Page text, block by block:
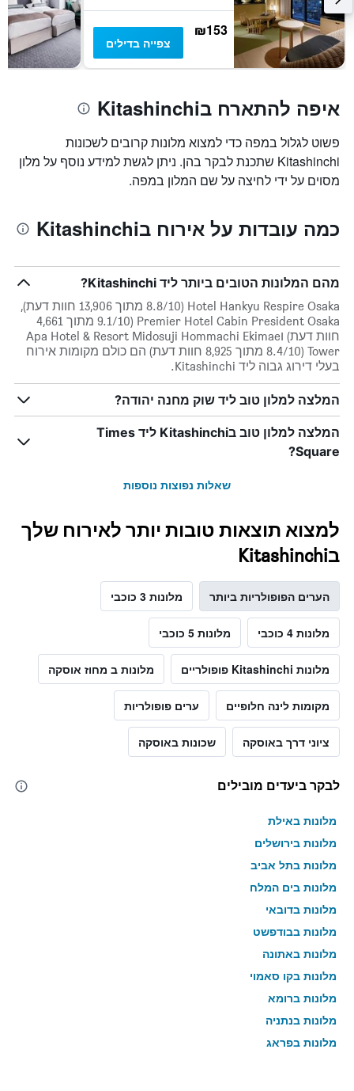
₪153
צפייה בדילים
איפה להתארח בKitashinchi
פשוט לגלול במפה כדי למצוא מלונות קרובים לשכונות
Kitashinchi שתכנת לבקר בהן. ניתן לגשת למידע נוסף על מלון
מסוים על ידי לחיצה על שם המלון במפה.
כמה עובדות על אירוח בKitashinchi
מהם המלונות הטובים ביותר ליד Kitashinchi?
Hotel Hankyu Respire Osaka (8.8/10 מתוך 13,906 חוות דעת),
Premier Hotel Cabin President Osaka (9.1/10 מתוך 4,661
חוות דעת) וApa Hotel & Resort Midosuji Hommachi Ekimae
Tower (8.4/10 מתוך 8,925 חוות דעת) הם כולם מקומות אירוח
בעלי דירוג גבוה ליד Kitashinchi.
המלצה למלון טוב ליד שוק מחנה יהודה?
המלצה למלון טוב בKitashinchi ליד Times
Square?
שאלות נפוצות נוספות
למצוא תוצאות טובות יותר לאירוח שלך
בKitashinchi
הערים הפופולריות ביותר מלונות 3 כוכבי
מלונות 4 כוכבי מלונות 5 כוכבי
מלונות Kitashinchi פופולריים מלונות ב מחוז אוסקה
מקומות לינה חלופיים ערים פופולריות
ציוני דרך באוסקה שכונות באוסקה
לבקר ביעדים מובילים
מלונות באילת
מלונות בירושלים
מלונות בתל אביב
מלונות בים המלח
מלונות בדובאי
מלונות בבודפשט
מלונות באתונה
מלונות בקו סאמוי
מלונות ברומא
מלונות בנתניה
מלונות בפראג